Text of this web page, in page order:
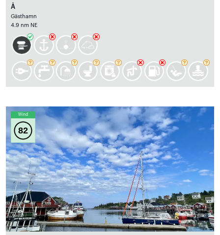
Å
Gästhamn
4.9 nm NE
Wind
82